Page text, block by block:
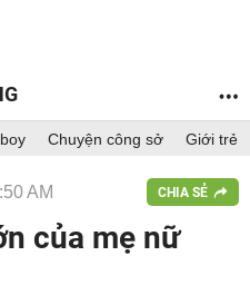
Chuyện công sở Giới trẻ
AM CHIA SẺ
của mẹ nữ